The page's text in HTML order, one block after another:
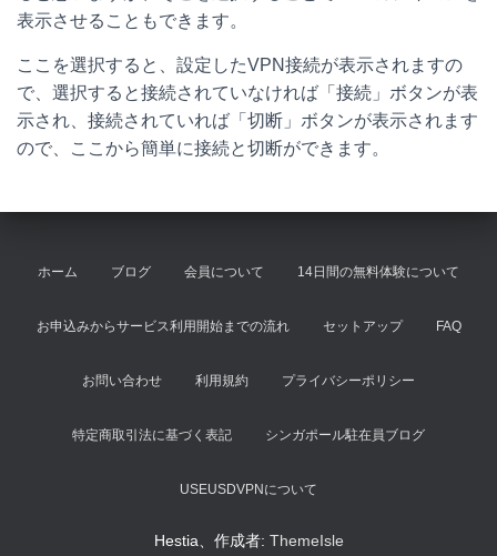
表示させることもできます。
ここを選択すると、設定したVPN接続が表示されますの
で、選択すると接続されていなければ「接続」ボタンが表
示され、接続されていれば「切断」ボタンが表示されます
ので、ここから簡単に接続と切断ができます。
ホーム ブログ 会員について 14日間の無料体験について
お申込みからサービス利用開始までの流れ セットアップ FAQ
お問い合わせ 利用規約 プライバシーポリシー
特定商取引法に基づく表記 シンガポール駐在員ブログ
USEUSDVPNについて
Hestia、作成者: ThemeIsle